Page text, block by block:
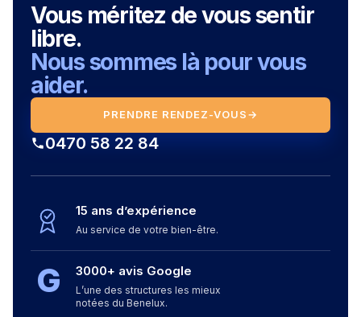
Vous méritez de vous sentir
libre.
Nous sommes là pour vous
aider.
PRENDRE RENDEZ-VOUS→
0470 58 22 84
15 ans d’expérience
Au service de votre bien-être.
G 3000+ avis Google
L’une des structures les mieux
notées du Benelux.